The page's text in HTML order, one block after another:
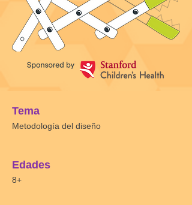
Tema
Metodología del diseño
Edades
8+